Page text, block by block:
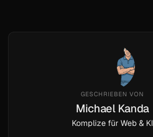
GESCHRIEBEN VON
Michael Kanda
Komplize für Web & KI